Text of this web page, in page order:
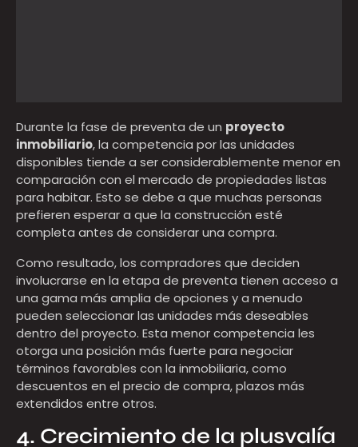
Durante la fase de preventa de un proyecto
inmobiliario, la competencia por las unidades
disponibles tiende a ser considerablemente menor en
comparación con el mercado de propiedades listas
para habitar. Esto se debe a que muchas personas
prefieren esperar a que la construcción esté
completa antes de considerar una compra.
Como resultado, los compradores que deciden
involucrarse en la etapa de preventa tienen acceso a
una gama más amplia de opciones y a menudo
pueden seleccionar las unidades más deseables
dentro del proyecto. Esta menor competencia les
otorga una posición más fuerte para negociar
términos favorables con la inmobiliaria, como
descuentos en el precio de compra, plazos más
extendidos entre otros.
4. Crecimiento de la plusvalía